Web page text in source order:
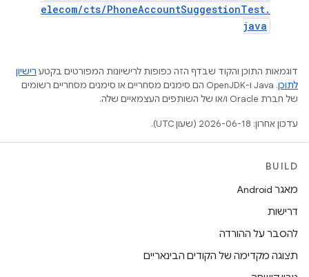
elecom/cts/PhoneAccountSuggestionTest.
java
דוגמאות התוכן והקוד שבדף הזה כפופות לרישיונות המפורטים בקטע רישיון
לתוכן
.‏ Java ו-OpenJDK הם סימנים מסחריים או סימנים מסחריים רשומים
של חברת Oracle ו/או של השותפים העצמאיים שלה.
עדכון אחרון: 2026-06-18 (שעון UTC).
BUILD
מאגר Android
דרישות
להסבר על ההורדה
תצוגה מקדימה של הקודים הבינאריים